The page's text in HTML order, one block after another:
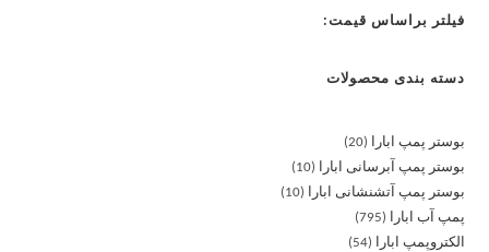
فیلتر براساس قیمت:
دسته بندی محصولات
بوستر پمپ ابارا
20
بوستر پمپ آبرسانی ابارا
10
بوستر پمپ آتشنشانی ابارا
10
پمپ آب ابارا
795
الکتروپمپ ابارا
54